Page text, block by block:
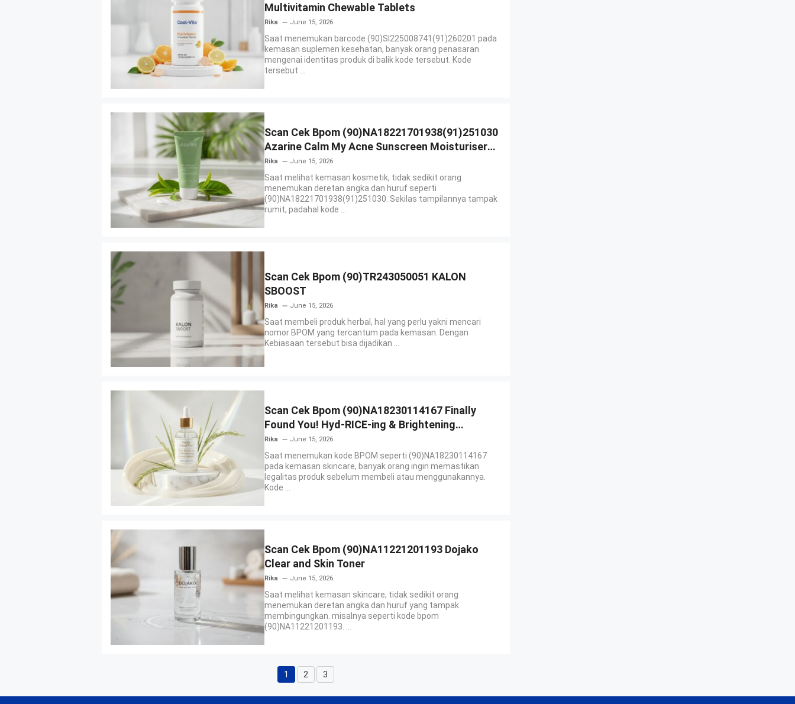
Multivitamin Chewable Tablets
Rika June 15, 2026
Saat menemukan barcode (90)SI225008741(91)260201 pada
kemasan suplemen kesehatan, banyak orang penasaran
mengenai identitas produk di balik kode tersebut. Kode
tersebut ...
Scan Cek Bpom (90)NA18221701938(91)251030
Azarine Calm My Acne Sunscreen Moisturiser
SPF 35
Rika June 15, 2026
Saat melihat kemasan kosmetik, tidak sedikit orang
menemukan deretan angka dan huruf seperti
(90)NA18221701938(91)251030. Sekilas tampilannya tampak
rumit, padahal kode ...
Scan Cek Bpom (90)TR243050051 KALON
SBOOST
Rika June 15, 2026
Saat membeli produk herbal, hal yang perlu yakni mencari
nomor BPOM yang tercantum pada kemasan. Dengan
Kebiasaan tersebut bisa dijadikan ...
Scan Cek Bpom (90)NA18230114167 Finally
Found You! Hyd-RICE-ing & Brightening
Essence Booster
Rika June 15, 2026
Saat menemukan kode BPOM seperti (90)NA18230114167
pada kemasan skincare, banyak orang ingin memastikan
legalitas produk sebelum membeli atau menggunakannya.
Kode ...
Scan Cek Bpom (90)NA11221201193 Dojako
Clear and Skin Toner
Rika June 15, 2026
Saat melihat kemasan skincare, tidak sedikit orang
menemukan deretan angka dan huruf yang tampak
membingungkan. misalnya seperti kode bpom
(90)NA11221201193. ...
Page
1 Page
2 3